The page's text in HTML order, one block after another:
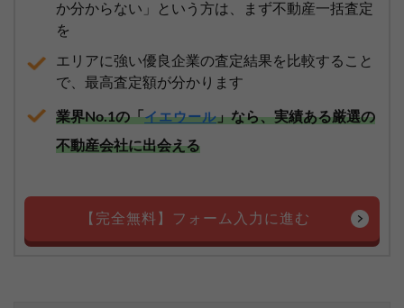
か分からない」という方は、まず不動産一括査定
を
エリアに強い優良企業の査定結果を比較すること
で、最高査定額が分かります
業界No.1の「イエウール」なら、実績ある厳選の
不動産会社に出会える
【完全無料】フォーム入力に進む